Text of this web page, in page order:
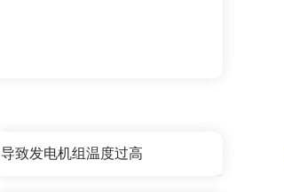
导致发电机组温度过高